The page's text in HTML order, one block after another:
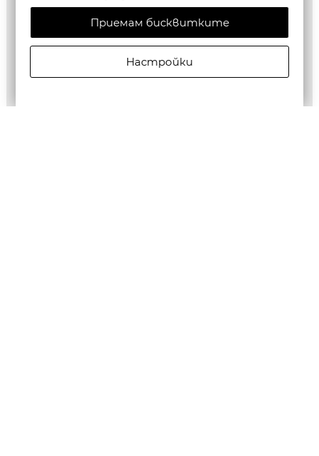
Приемам бисквитките
Настройки